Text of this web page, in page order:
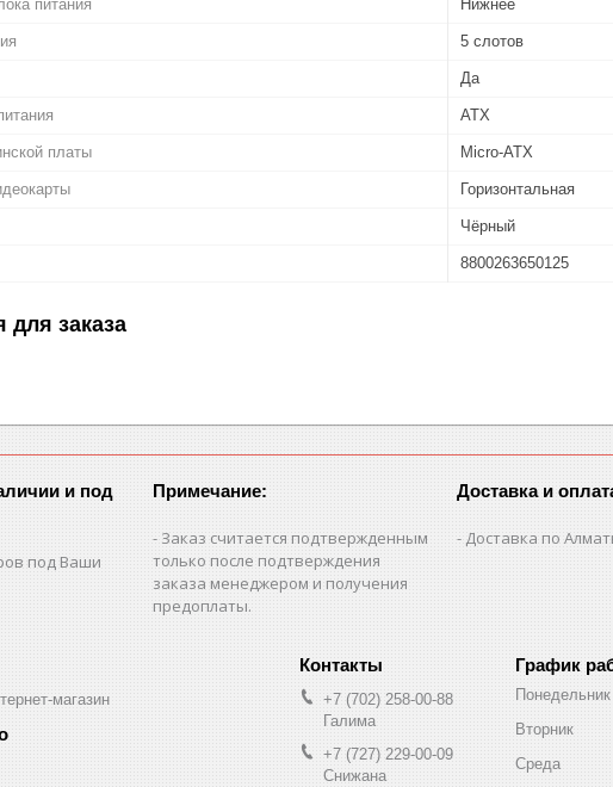
питания Нижнее
5 слотов
Да
ATX
платы Micro-ATX
Горизонтальная
Чёрный
8800263650125
заказа
и под
под Ваши
Примечание:
Заказ считается подтвержденным
только после подтверждения
заказа менеджером и получения
предоплаты.
Доставка и
Доставка по
магазин
+7 (702) 258-00-88
Галима
+7 (727) 229-00-09
Снижана
График
Понедельник
Вторник
Среда